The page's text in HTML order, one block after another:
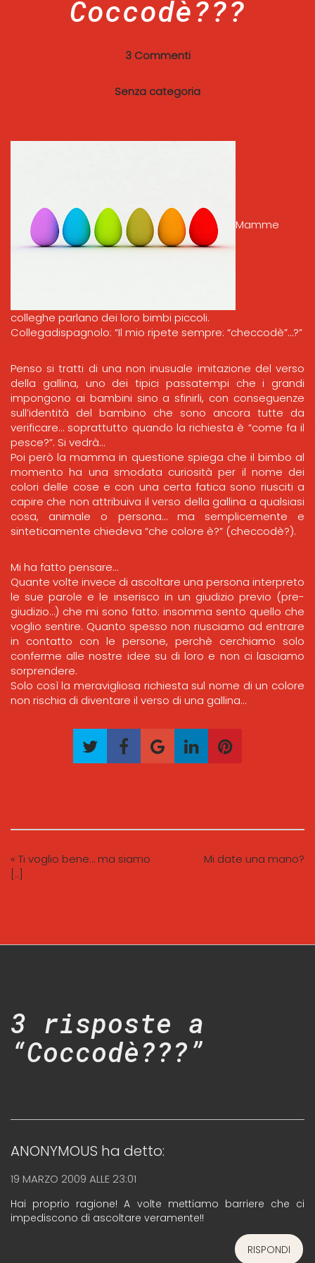
Coccodè???
3 Commenti
Senza categoria
Mamme
colleghe parlano dei loro bimbi piccoli.
Collegadispagnolo: “Il mio ripete sempre: “checcodè”…?”
Penso si tratti di una non inusuale imitazione del verso
della gallina, uno dei tipici passatempi che i grandi
impongono ai bambini sino a sfinirli, con conseguenze
sull’identità del bambino che sono ancora tutte da
verificare… soprattutto quando la richiesta è “come fa il
pesce?”. Si vedrà…
Poi però la mamma in questione spiega che il bimbo al
momento ha una smodata curiosità per il nome dei
colori delle cose e con una certa fatica sono riusciti a
capire che non attribuiva il verso della gallina a qualsiasi
cosa, animale o persona… ma semplicemente e
sinteticamente chiedeva “che colore è?” (checcodè?).
Mi ha fatto pensare…
Quante volte invece di ascoltare una persona interpreto
le sue parole e le inserisco in un giudizio previo (pre-
giudizio…) che mi sono fatto: insomma sento quello che
voglio sentire. Quanto spesso non riusciamo ad entrare
in contatto con le persone, perchè cerchiamo solo
conferme alle nostre idee su di loro e non ci lasciamo
sorprendere.
Solo così la meravigliosa richiesta sul nome di un colore
non rischia di diventare il verso di una gallina…
« Ti voglio bene… ma siamo
[..]
Mi date una mano?
3 risposte a
“Coccodè???”
ANONYMOUS ha detto:
19 MARZO 2009 ALLE 23:01
Hai proprio ragione! A volte mettiamo barriere che ci
impediscono di ascoltare veramente!!
RISPONDI